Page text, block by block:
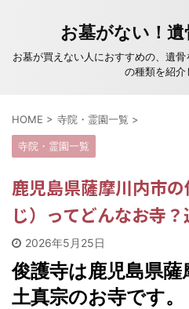
お墓がない！遺
お墓が買えない人におすすめの、遺
の種類を紹介
HOME > 寺院・霊園一覧 >
寺院・霊園一覧
鹿児島県薩摩川内市
じ）ってどんなお寺
2026年5月25日
俊護寺は鹿児島県
土真宗のお寺です。